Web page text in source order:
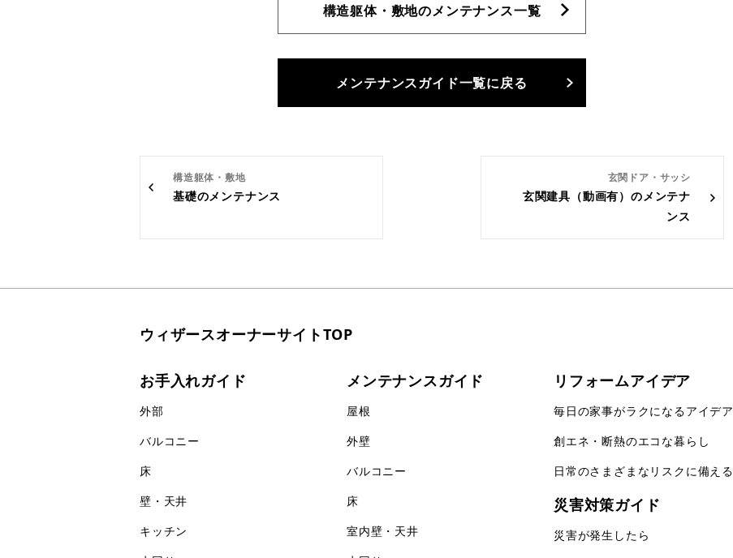
構造躯体・敷地のメンテナンス一覧
メンテナンスガイド一覧に戻る
構造躯体・敷地
基礎のメンテナンス
玄関ドア・サッシ
玄関建具（動画有）のメンテナ
ンス
ウィザースオーナーサイトTOP
お手入れガイド
外部
バルコニー
床
壁・天井
キッチン
メンテナンスガイド
屋根
外壁
バルコニー
床
室内壁・天井
リフォームアイデア
毎日の家事がラクになるアイデア
創エネ・断熱のエコな暮らし
日常のさまざまなリスクに備える
災害対策ガイド
災害が発生したら